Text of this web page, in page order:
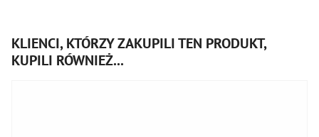
KLIENCI, KTÓRZY ZAKUPILI TEN PRODUKT,
KUPILI RÓWNIEŻ...